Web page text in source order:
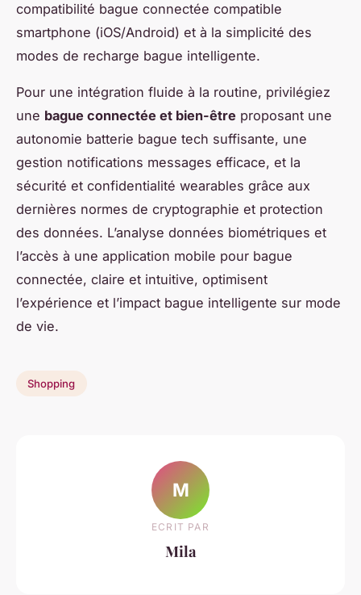
compatibilité bague connectée compatible
smartphone (iOS/Android) et à la simplicité des
modes de recharge bague intelligente.
Pour une intégration fluide à la routine, privilégiez
une bague connectée et bien-être proposant une
autonomie batterie bague tech suffisante, une
gestion notifications messages efficace, et la
sécurité et confidentialité wearables grâce aux
dernières normes de cryptographie et protection
des données. L’analyse données biométriques et
l’accès à une application mobile pour bague
connectée, claire et intuitive, optimisent
l’expérience et l’impact bague intelligente sur mode
de vie.
Shopping
M
ECRIT PAR
Mila